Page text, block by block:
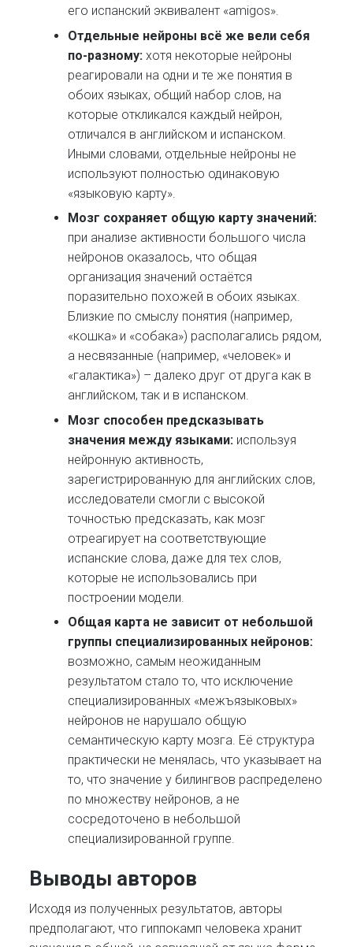
его испанский эквивалент «amigos».
Отдельные нейроны всё же вели себя
по-разному: хотя некоторые нейроны
реагировали на одни и те же понятия в
обоих языках, общий набор слов, на
которые откликался каждый нейрон,
отличался в английском и испанском.
Иными словами, отдельные нейроны не
используют полностью одинаковую
«языковую карту».
Мозг сохраняет общую карту значений:
при анализе активности большого числа
нейронов оказалось, что общая
организация значений остаётся
поразительно похожей в обоих языках.
Близкие по смыслу понятия (например,
«кошка» и «собака») располагались рядом,
а несвязанные (например, «человек» и
«галактика») – далеко друг от друга как в
английском, так и в испанском.
Мозг способен предсказывать
значения между языками: используя
нейронную активность,
зарегистрированную для английских слов,
исследователи смогли с высокой
точностью предсказать, как мозг
отреагирует на соответствующие
испанские слова, даже для тех слов,
которые не использовались при
построении модели.
Общая карта не зависит от небольшой
группы специализированных нейронов:
возможно, самым неожиданным
результатом стало то, что исключение
специализированных «межъязыковых»
нейронов не нарушало общую
семантическую карту мозга. Её структура
практически не менялась, что указывает на
то, что значение у билингвов распределено
по множеству нейронов, а не
сосредоточено в небольшой
специализированной группе.
Выводы авторов
Исходя из полученных результатов, авторы
предполагают, что гиппокамп человека хранит